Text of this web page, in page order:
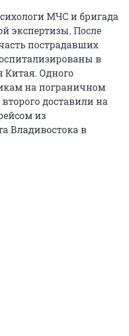
МЧС и бригада
экспертизы. После
пострадавших
в
Одного
на пограничном
доставили на
из
Владивостока в